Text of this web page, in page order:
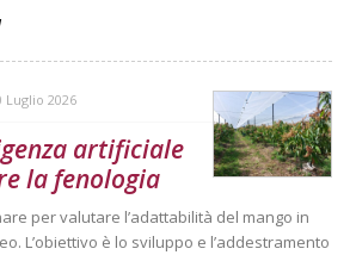
Luglio 2026
artificiale
la fenologia
per valutare l’adattabilità del mango in
L’obiettivo è lo sviluppo e l’addestramento